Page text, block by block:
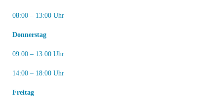
08:00 – 13:00 Uhr
Donnerstag
09:00 – 13:00 Uhr
14:00 – 18:00 Uhr
Freitag